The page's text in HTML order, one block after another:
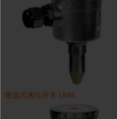
微波式液位开关 LNM